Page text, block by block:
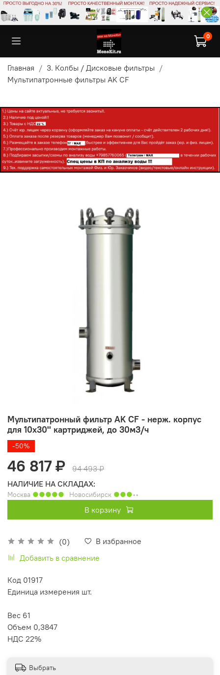
0
Главная
3. Колбы / Дисковые фильтры
Мультипатронные фильтры AK CF
Мультипатронный фильтр AK CF - нерж. корпус
для 10х30'' картриджей, до 30м3/ч
(0)
В избранное
Добавить в сравнение
-50%
46 817 ₽
94 493 ₽
НАЛИЧИЕ НА СКЛАДАХ:
Москва ●●●●● Новосибирск ●●●◦◦
В корзину
Код 01917
Единица измерения шт.
Вес 61
Объем 0,3847
НДС 22%
Выбрать